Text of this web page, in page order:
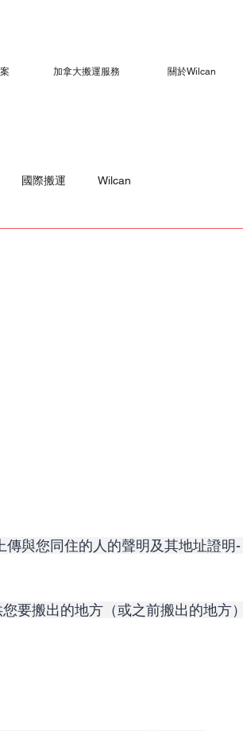
加拿大搬運服務 關於Wilcan
國際搬運 Wilcan
與您同住的人的聲明及其地址證明
要搬出的地方（或之前搬出的地方